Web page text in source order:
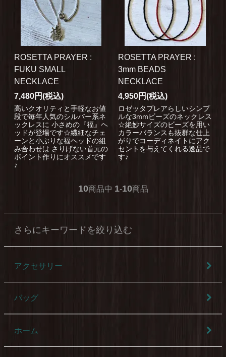
ROSETTA PRAYER :
FUKU SMALL
NECKLACE
7,480円(税込)
高いクオリティと手軽なお値
段で毎年人気のシルバー系ネ
ックレスに 小さめの『福』ヘ
ッドが登場です☆繊細なチェ
ーンと小ぶりな福ヘッドの組
み合わせは さりげない首元の
ポイント作りにオススメです
♪
ROSETTA PRAYER :
3mm BEADS
NECKLACE
4,950円(税込)
ロゼッタプレアらしいシンプ
ルな3mmビーズのネックレス
☆絶妙サイズのビーズを用い
カラーバランスも抜群な仕上
がりでコーディネイトにアク
セントを与えてくれる逸品で
す♪
10商品中 1-10商品
さらにキーワードを絞り込む
アクセサリー
バッグ
ホーム